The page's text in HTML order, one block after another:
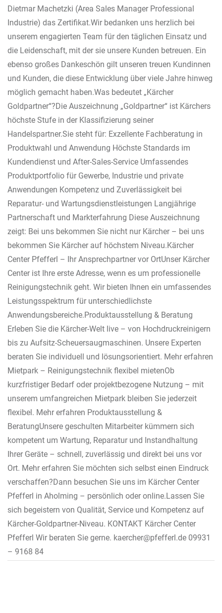
Dietmar Machetzki (Area Sales Manager Professional
Industrie) das Zertifikat.Wir bedanken uns herzlich bei
unserem engagierten Team für den täglichen Einsatz und
die Leidenschaft, mit der sie unsere Kunden betreuen. Ein
ebenso großes Dankeschön gilt unseren treuen Kundinnen
und Kunden, die diese Entwicklung über viele Jahre hinweg
möglich gemacht haben.Was bedeutet „Kärcher
Goldpartner“?Die Auszeichnung „Goldpartner“ ist Kärchers
höchste Stufe in der Klassifizierung seiner
Handelspartner.Sie steht für: Exzellente Fachberatung in
Produktwahl und Anwendung Höchste Standards im
Kundendienst und After-Sales-Service Umfassendes
Produktportfolio für Gewerbe, Industrie und private
Anwendungen Kompetenz und Zuverlässigkeit bei
Reparatur- und Wartungsdienstleistungen Langjährige
Partnerschaft und Markterfahrung Diese Auszeichnung
zeigt: Bei uns bekommen Sie nicht nur Kärcher – bei uns
bekommen Sie Kärcher auf höchstem Niveau.Kärcher
Center Pfefferl – Ihr Ansprechpartner vor OrtUnser Kärcher
Center ist Ihre erste Adresse, wenn es um professionelle
Reinigungstechnik geht. Wir bieten Ihnen ein umfassendes
Leistungsspektrum für unterschiedlichste
Anwendungsbereiche.Produktausstellung & Beratung
Erleben Sie die Kärcher-Welt live – von Hochdruckreinigern
bis zu Aufsitz-Scheuersaugmaschinen. Unsere Experten
beraten Sie individuell und lösungsorientiert. Mehr erfahren
Mietpark – Reinigungstechnik flexibel mietenOb
kurzfristiger Bedarf oder projektbezogene Nutzung – mit
unserem umfangreichen Mietpark bleiben Sie jederzeit
flexibel. Mehr erfahren Produktausstellung &
BeratungUnsere geschulten Mitarbeiter kümmern sich
kompetent um Wartung, Reparatur und Instandhaltung
Ihrer Geräte – schnell, zuverlässig und direkt bei uns vor
Ort. Mehr erfahren Sie möchten sich selbst einen Eindruck
verschaffen?Dann besuchen Sie uns im Kärcher Center
Pfefferl in Aholming – persönlich oder online.Lassen Sie
sich begeistern von Qualität, Service und Kompetenz auf
Kärcher-Goldpartner-Niveau. KONTAKT Kärcher Center
Pfefferl Wir beraten Sie gerne. kaercher@pfefferl.de 09931
– 9168 84